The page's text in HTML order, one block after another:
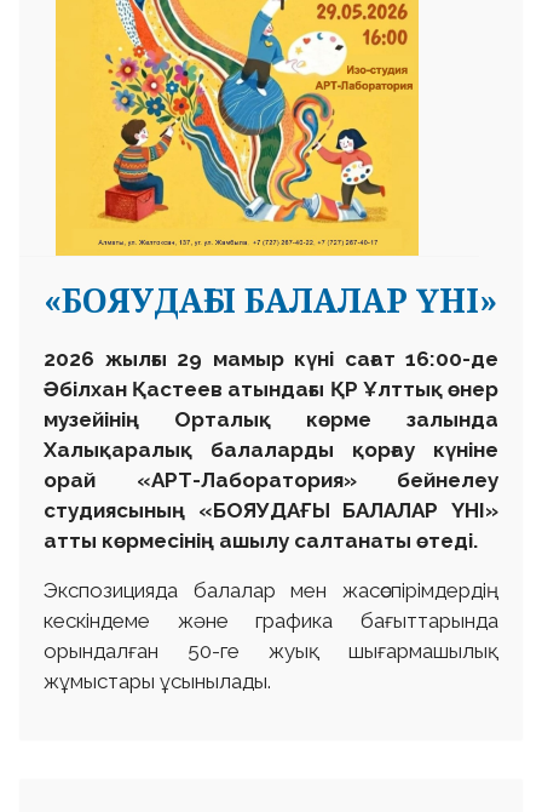
«БОЯУДАҒЫ БАЛАЛАР ҮНІ»
2026 жылғы 29 мамыр күні сағат 16:00-де
Әбілхан Қастеев атындағы ҚР Ұлттық өнер
музейінің Орталық көрме залында
Халықаралық балаларды қорғау күніне
орай «АРТ-Лаборатория» бейнелеу
студиясының «БОЯУДАҒЫ БАЛАЛАР ҮНІ»
атты көрмесінің ашылу салтанаты өтеді.
Экспозицияда балалар мен жасөспірімдердің
кескіндеме және графика бағыттарында
орындалған 50-ге жуық шығармашылық
жұмыстары ұсынылады.